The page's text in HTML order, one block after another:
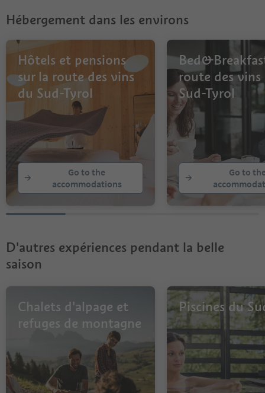
Hébergement dans les environs
Hôtels et pensions
sur la route des vins
du Sud-Tyrol
Go to the
accommodations
route des vins
Sud-Tyrol
Go to
D'autres expériences pendant la belle
saison
Chalets d'alpage et
refuges de montagne
Piscines du